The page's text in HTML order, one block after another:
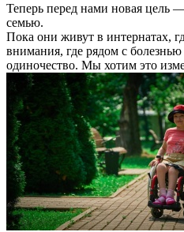
Теперь перед нами новая цель
семью.
Пока они живут в интернатах,
внимания, где рядом с
одиночество. Мы хотим это